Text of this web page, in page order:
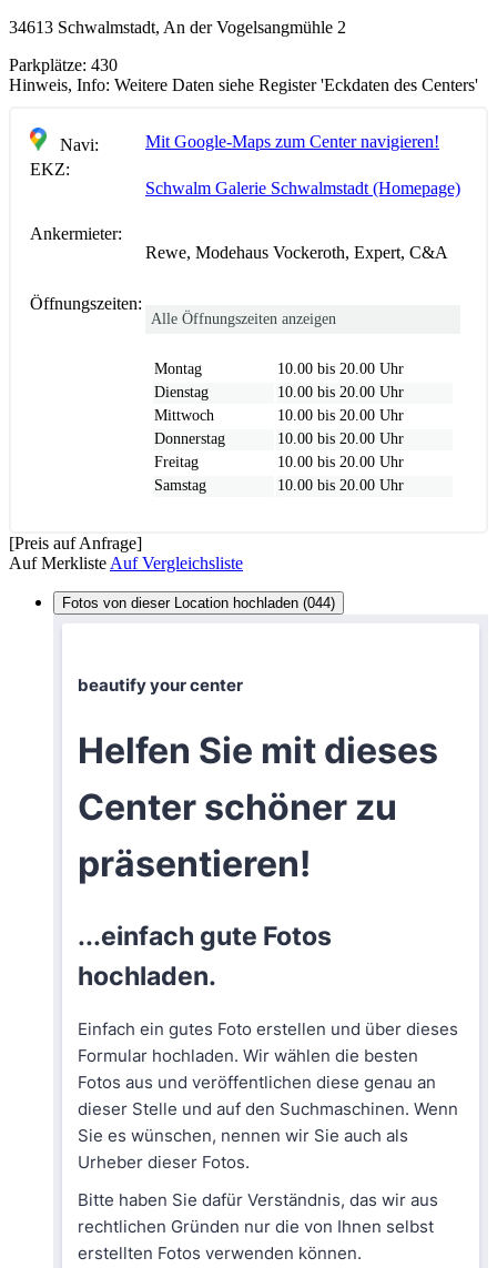
34613 Schwalmstadt, An der Vogelsangmühle 2
Parkplätze: 430
Hinweis, Info: Weitere Daten siehe Register 'Eckdaten des Centers'
Navi:
Mit Google-Maps zum Center navigieren!
EKZ:
Schwalm Galerie Schwalmstadt (Homepage)
Ankermieter:
Rewe, Modehaus Vockeroth, Expert, C&A
Öffnungszeiten:
Alle Öffnungszeiten anzeigen
Montag
10.00 bis 20.00 Uhr
Dienstag
10.00 bis 20.00 Uhr
Mittwoch
10.00 bis 20.00 Uhr
Donnerstag
10.00 bis 20.00 Uhr
Freitag
10.00 bis 20.00 Uhr
Samstag
10.00 bis 20.00 Uhr
[Preis auf Anfrage]
Auf Merkliste Auf Vergleichsliste
Fotos von dieser Location hochladen (044)